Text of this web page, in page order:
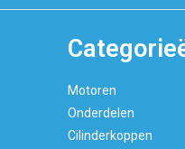
Motoren
Onderdelen
Cilinderkoppen